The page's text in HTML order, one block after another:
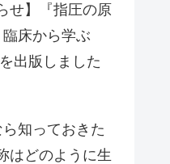
せ】『指圧の原
床から学ぶ
出版しました
ら知っておきた
はどのように生